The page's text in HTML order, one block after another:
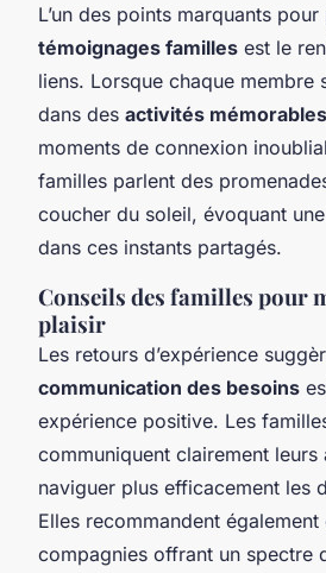
L’un des points marquants
témoignages familles est le
liens. Lorsque chaque membre
dans des activités mémorables
moments de connexion
familles parlent des
coucher du soleil, évoquant
dans ces instants partagés.
Conseils des familles pour
plaisir
Les retours d’expérience
communication des besoins
expérience positive. Les
communiquent clairement leurs
naviguer plus efficacement les
Elles recommandent également
compagnies offrant un spectre